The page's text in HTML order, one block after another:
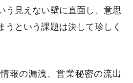
う見えない壁に直面し、意思
うという課題は決して珍しく
報の漏洩、営業秘密の流出